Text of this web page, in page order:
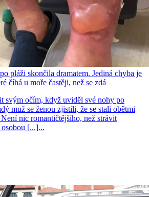
pláži skončila dramatem. Jediná chyba je
číhá u moře častěji, než se zdá
svým očím, když uviděl své nohy po
muž se ženou zjistili, že se stali obětmi
nic romantičtějšího, než strávit
[...]...